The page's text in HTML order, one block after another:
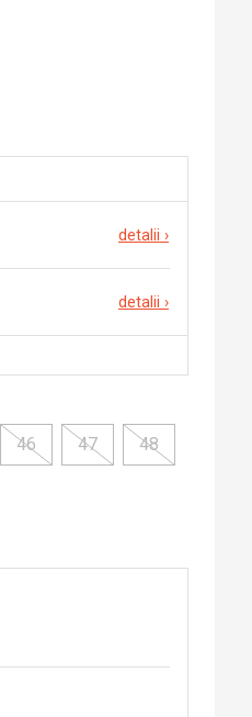
detalii ›
detalii ›
46 47 48